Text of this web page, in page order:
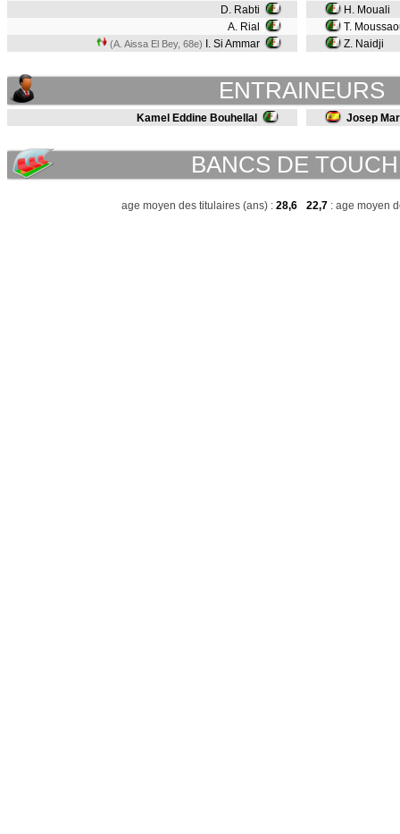
D. Rabti
A. Rial
(A. Aissa El Bey, 68e) I. Si Ammar
H. Mouali
T.
Z. Naidji
ENTRAINEURS
Kamel Eddine Bouhellal Josep
BANCS DE
age moyen des titulaires (ans) : 28,6 22,7 : age moyen